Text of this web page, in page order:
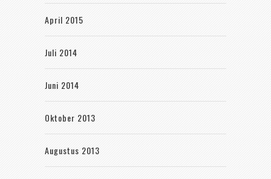
April 2015
Juli 2014
Juni 2014
Oktober 2013
Augustus 2013